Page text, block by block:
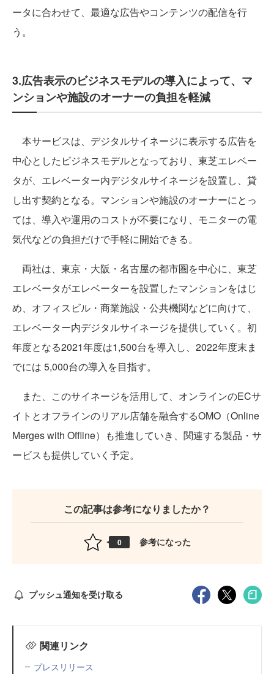
ータに合わせて、最適な広告やコンテンツの配信を行
う。
3.広告表示のビジネスモデルの導入によって、マ
ンションや施設のオーナーの負担を軽減
本サービスは、デジタルサイネージに表示する広告を
中心としたビジネスモデルとなっており、東芝エレベー
タが、エレベーター内デジタルサイネージを設置し、貸
し出す契約となる。マンションや施設のオーナーにとっ
ては、導入や運用のコストが不要になり、モニターの電
気代などの負担だけで手軽に開始できる。
両社は、東京・大阪・名古屋の都市圏を中心に、東芝
エレベータがエレベーターを設置したマンションをはじ
め、オフィスビル・商業施設・公共機関などに向けて、
エレベーター内デジタルサイネージを提供していく。初
年度となる2021年度は1,500台を導入し、2022年度末ま
でには 5,000台の導入を目指す。
また、このサイネージを活用して、オンラインのECサ
イトとオフラインのリアル店舗を融合するOMO（Online
Merges with Offline）も推進していき、関連する製品・サ
ービスも提供していく予定。
この記事は参考になりましたか？
0 参考になった
プッシュ通知を受け取る
関連リンク
プレスリリース